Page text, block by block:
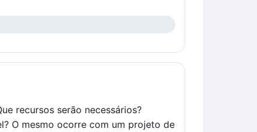
recursos serão necessários?
O mesmo ocorre com um projeto de